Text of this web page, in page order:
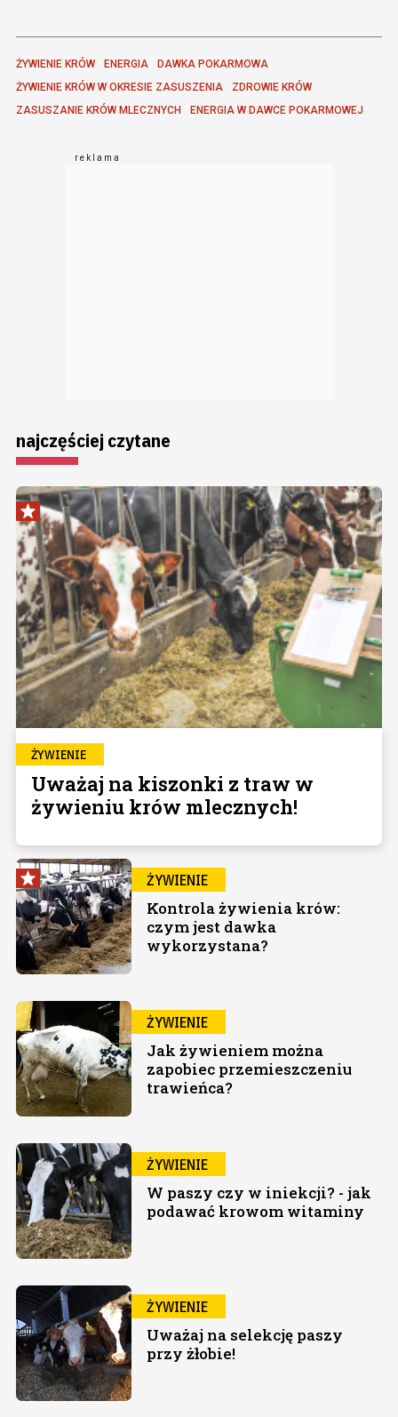
ŻYWIENIE KRÓW ENERGIA
DAWKA POKARMOWA
ŻYWIENIE KRÓW W OKRESIE ZASUSZENIA
ZDROWIE KRÓW
ZASUSZANIE KRÓW MLECZNYCH
ENERGIA W DAWCE POKARMOWEJ
najczęściej czytane
ŻYWIENIE
Uważaj na kiszonki z traw w
żywieniu krów mlecznych!
ŻYWIENIE
Kontrola żywienia krów:
czym jest dawka
wykorzystana?
ŻYWIENIE
Jak żywieniem można
zapobiec przemieszczeniu
trawieńca?
ŻYWIENIE
W paszy czy w iniekcji? - jak
podawać krowom witaminy
ŻYWIENIE
Uważaj na selekcję paszy
przy żłobie!